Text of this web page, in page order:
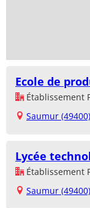
Ecole de
Établissement
Saumur (49400)
Lycée
Établissement
Saumur (49400)